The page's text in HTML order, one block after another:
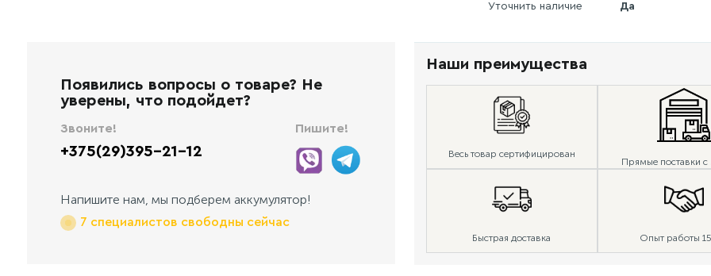
Уточнить наличие Да
Появились вопросы о товаре? Не
уверены, что подойдет?
Звоните!
+375(29)395-21-12
Пишите!
Напишите нам, мы подберем аккумулятор!
7 специалистов свободны сейчас
Наши преимущества
Весь товар сертифицирован
Прямые поставки с
Быстрая доставка Опыт работы